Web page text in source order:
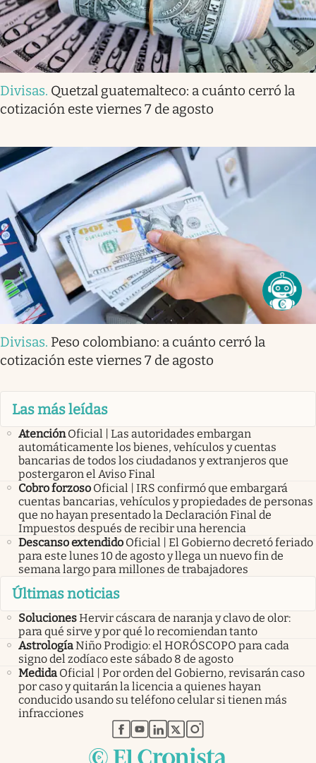
Divisas. Quetzal guatemalteco: a cuánto cerró la
cotización este viernes 7 de agosto
Divisas. Peso colombiano: a cuánto cerró la
cotización este viernes 7 de agosto
Las más leídas
Atención Oficial | Las autoridades embargan
automáticamente los bienes, vehículos y cuentas
bancarias de todos los ciudadanos y extranjeros que
postergaron el Aviso Final
Cobro forzoso Oficial | IRS confirmó que embargará
cuentas bancarias, vehículos y propiedades de personas
que no hayan presentado la Declaración Final de
Impuestos después de recibir una herencia
Descanso extendido Oficial | El Gobierno decretó feriado
para este lunes 10 de agosto y llega un nuevo fin de
semana largo para millones de trabajadores
Últimas noticias
SolucionesHervir cáscara de naranja y clavo de olor:
para qué sirve y por qué lo recomiendan tanto
AstrologíaNiño Prodigio: el HORÓSCOPO para cada
signo del zodíaco este sábado 8 de agosto
Medida Oficial | Por orden del Gobierno, revisarán caso
por caso y quitarán la licencia a quienes hayan
conducido usando su teléfono celular si tienen más
infracciones
abre en nueva pestaña
abre en nueva pestaña
abre en nueva pestaña
abre en nueva pestaña
abre en nueva pestaña